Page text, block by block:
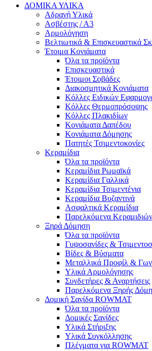
ΔΟΜΙΚΑ ΥΛΙΚΑ
Αδρανή Υλικά
Ασβέστης / Α3
Αρμολόγηση
Βελτιωτικά & Επισκευαστικά
Έτοιμα Κονιάματα
Όλα τα προϊόντα
Επισκευαστικά
Έτοιμοι Σοβάδες
Διακοσμητικά Κονιάματα
Κόλλες Ειδικών
Κόλλες Θερμοπρόσοψης
Κόλλες Πλακιδίων
Κονιάματα Δαπέδου
Κονιάματα Δόμησης
Πατητές Τσιμεντοκονίες
Κεραμίδια
Όλα τα προϊόντα
Κεραμίδια Ρωμαϊκά
Κεραμίδια Γαλλικά
Κεραμίδια Τσιμεντένια
Κεραμίδια Βυζαντινά
Ασφαλτικά Κεραμίδια
Παρελκόμενα Κεραμιδιών
Ξηρά Δόμηση
Όλα τα προϊόντα
Γυψοσανίδες &
Βίδες & Βύσματα
Μεταλλικά Προφίλ &
Υλικά Αρμολόγησης
Συνδετήρες & Αναρτήσεις
Παρελκόμενα Ξηρής
Δομική Σανίδα ROWMAT
Όλα τα προϊόντα
Δομικές Σανίδες
Υλικά Στήριξης
Υλικά Συγκόλλησης
Πλέγματα για ROWMAT